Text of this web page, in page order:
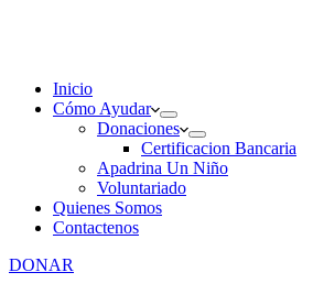
Inicio
Cómo Ayudar
Donaciones
Certificacion Bancaria
Apadrina Un Niño
Voluntariado
Quienes Somos
Contactenos
DONAR